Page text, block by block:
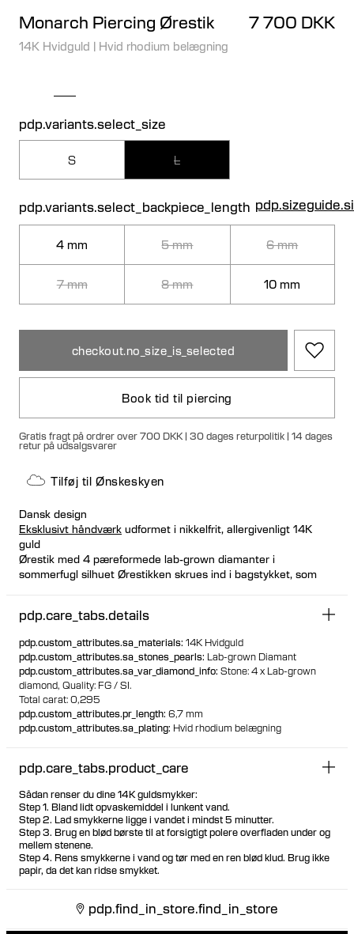
Monarch Piercing Ørestik 7 700 DKK
14K Hvidguld | Hvid rhodium belægning
pdp.variants.select_size
S L
pdp.variants.select_backpiece_length
4 mm 5 mm 6 mm
7 mm 8 mm 10 mm
checkout.no_size_is_selected
Book tid til piercing
Gratis fragt på ordrer over 700 DKK | 30 dages returpolitik | 14 dages
retur på udsalgsvarer
Tilføj til Ønskeskyen
Dansk design
Eksklusivt håndværk udformet i nikkelfrit, allergivenligt 14K
guld
Ørestik med 4 pæreformede lab-grown diamanter i
sommerfugl silhuet Ørestikken skrues ind i bagstykket, som
Besøg et af vores piercingstudier for at blive piercet med
Velegnet til de fleste placeringer
100% genanvendt guld
pdp.care_tabs.details
pdp.custom_attributes.sa_materials: 14K Hvidguld
pdp.custom_attributes.sa_stones_pearls: Lab-grown Diamant
pdp.custom_attributes.sa_var_diamond_info: Stone: 4 x Lab-grown
diamond, Quality: FG / SI.
Total carat: 0,295
pdp.custom_attributes.pr_length: 6,7 mm
pdp.custom_attributes.sa_plating: Hvid rhodium belægning
pdp.care_tabs.product_care
Sådan renser du dine 14K guldsmykker:
Step 1. Bland lidt opvaskemiddel i lunkent vand.
Step 2. Lad smykkerne ligge i vandet i mindst 5 minutter.
Step 3. Brug en blød børste til at forsigtigt polere overfladen under og
mellem stenene.
Step 4. Rens smykkerne i vand og tør med en ren blød klud. Brug ikke
papir, da det kan ridse smykket.
pdp.find_in_store.find_in_store